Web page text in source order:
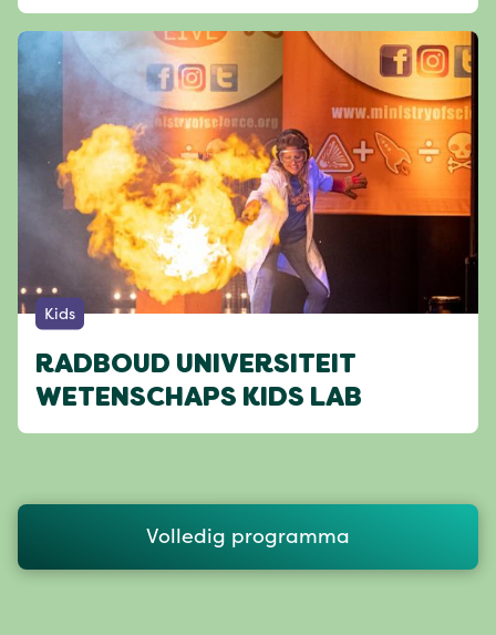
Kids
RADBOUD UNIVERSITEIT
WETENSCHAPS KIDS LAB
Volledig programma